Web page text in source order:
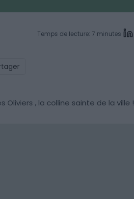
Temps de lecture: 7 minutes
, la colline sainte de la ville !